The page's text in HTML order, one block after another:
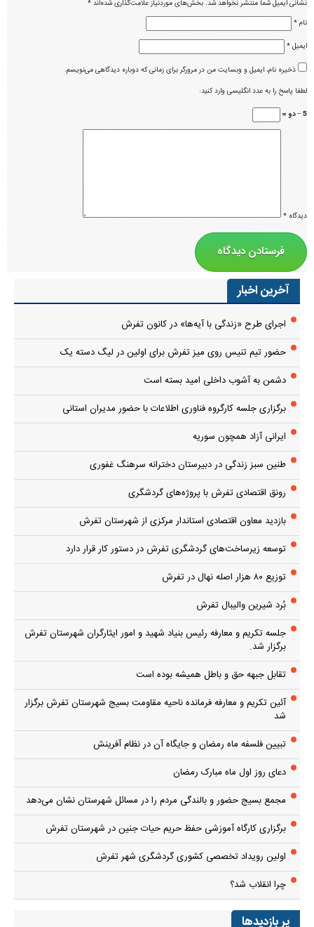
نشانی ایمیل شما منتشر نخواهد شد.بخش‌های موردنیاز علامت‌گذاری شده‌اند*
نام*
ایمیل*
ذخیره نام، ایمیل و وبسایت من در مرورگر برای زمانی که دوباره دیدگاهی می‌نویسم.
لطفا پاسخ را به عدد انگلیسی وارد کنید:
5 − دو =
دیدگاه*
آخرین اخبار
اجرای طرح «زندگی با آیه‌ها» در کانون تفرش
حضور تیم تنیس روی میز تفرش برای اولین در لیگ دسته یک
دشمن به آشوب داخلی امید بسته است
برگزاری جلسه کارگروه فناوری اطلاعات با حضور مدیران استانی
ایرانی آزاد همچون سوریه
طنین سبز زندگی در دبیرستان دخترانه سرهنگ غفوری
رونق اقتصادی تفرش با پروژه‌های گردشگری
بازدید معاون اقتصادی استاندار مرکزی از شهرستان تفرش
توسعه زیرساخت‌های گردشگری تفرش در دستور کار قرار دارد
توزیع ۸۰ هزار اصله نهال در تفرش
بُرد شیرین والیبال تفرش
جلسه تکریم و معارفه رئیس بنیاد شهید و امور ایثارگران شهرستان تفرش
برگزار شد.
تقابل جبهه حق و باطل همیشه بوده است
آئین تکریم و معارفه فرمانده ناحیه مقاومت بسیج شهرستان تفرش برگزار
شد
تبیین فلسفه ماه رمضان و جایگاه آن در نظام آفرینش
دعای روز اول ماه مبارک رمضان
مجمع بسیج حضور و بالندگی مردم را در مسائل شهرستان نشان می‌دهد
برگزاری کارگاه آموزشی حفظ حریم حیات جنین در شهرستان تفرش
اولین رویداد تخصصی کشوری گردشگری شهر تفرش
چرا انقلاب شد؟
پر بازدیدها